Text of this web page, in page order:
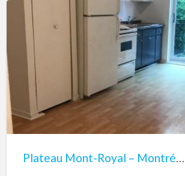
Plateau
Mont-
Royal
–
Montréal
–
Appartement
3
1/2
rénové
Plateau Mont-Royal – Montréal – Appartement 3 1/2 rénové et semi-meublé à louer